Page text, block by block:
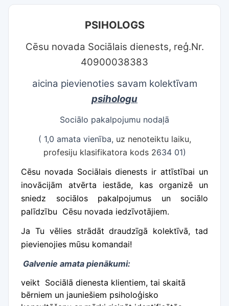
PSIHOLOGS
Cēsu novada Sociālais dienests, reģ.Nr.
40900038383
aicina pievienoties savam kolektīvam
psihologu
Sociālo pakalpojumu nodaļā
( 1,0 amata vienība, uz nenoteiktu laiku,
profesiju klasifikatora kods 2634 01)
Cēsu novada Sociālais dienests ir attīstībai un
inovācijām atvērta iestāde, kas organizē un
sniedz sociālos pakalpojumus un sociālo
palīdzību Cēsu novada iedzīvotājiem.
Ja Tu vēlies strādāt draudzīgā kolektīvā, tad
pievienojies mūsu komandai!
Galvenie amata pienākumi:
veikt Sociālā dienesta klientiem, tai skaitā
bērniem un jauniešiem psiholoģisko